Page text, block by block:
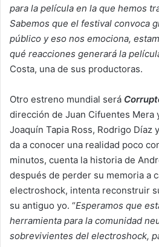
para la película en la que hemos
Sabemos que el festival convoca
público y eso nos emociona,
qué reacciones generará la
Costa, una de sus productoras.
Otro estreno mundial será
dirección de Juan Cifuentes Mera
Joaquín Tapia Ross, Rodrigo Díaz
da a conocer una realidad poco
minutos, cuenta la historia de
después de perder su memoria a
electroshock, intenta reconstruir
su antiguo yo. “Esperamos que
herramienta para la comunidad
sobrevivientes del electroshock,